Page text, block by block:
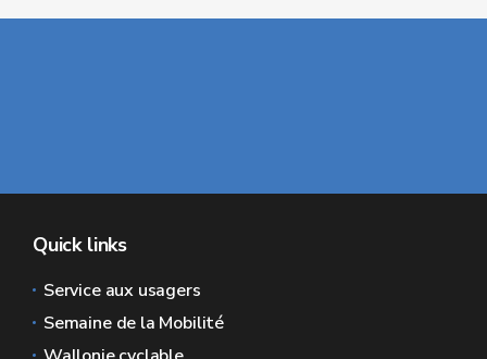
Quick links
Service aux usagers
Semaine de la Mobilité